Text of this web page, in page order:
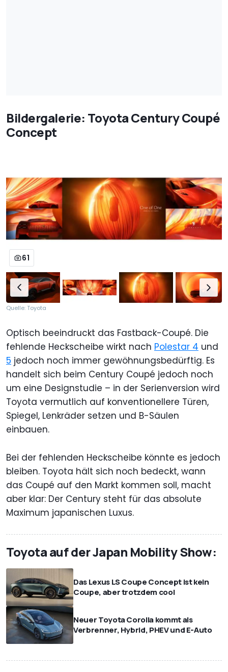
Bildergalerie: Toyota Century Coupé
Concept
61
Quelle: Toyota
Optisch beeindruckt das Fastback-Coupé. Die
fehlende Heckscheibe wirkt nach Polestar 4 und
5 jedoch noch immer gewöhnungsbedürftig. Es
handelt sich beim Century Coupé jedoch noch
um eine Designstudie – in der Serienversion wird
Toyota vermutlich auf konventionellere Türen,
Spiegel, Lenkräder setzen und B-Säulen
einbauen.
Bei der fehlenden Heckscheibe könnte es jedoch
bleiben. Toyota hält sich noch bedeckt, wann
das Coupé auf den Markt kommen soll, macht
aber klar: Der Century steht für das absolute
Maximum japanischen Luxus.
Toyota auf der Japan Mobility Show:
Das Lexus LS Coupe Concept ist kein
Coupe, aber trotzdem cool
Neuer Toyota Corolla kommt als
Verbrenner, Hybrid, PHEV und E-Auto